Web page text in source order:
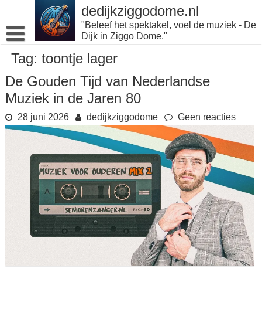
inhoud
gaan
dedijkziggodome.nl
"Beleef het spektakel, voel de muziek - De
Dijk in Ziggo Dome."
Tag: toontje lager
De Gouden Tijd van Nederlandse
Muziek in de Jaren 80
28 juni 2026 dedijkziggodome Geen reacties